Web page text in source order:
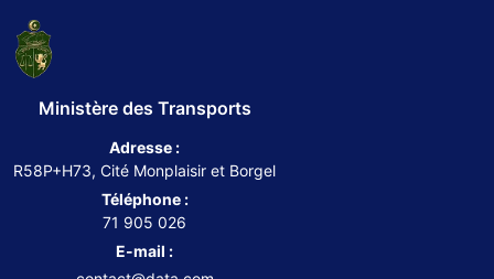
Ministère des Transports
Adresse :
R58P+H73, Cité Monplaisir et Borgel
Téléphone :
71 905 026
E-mail :